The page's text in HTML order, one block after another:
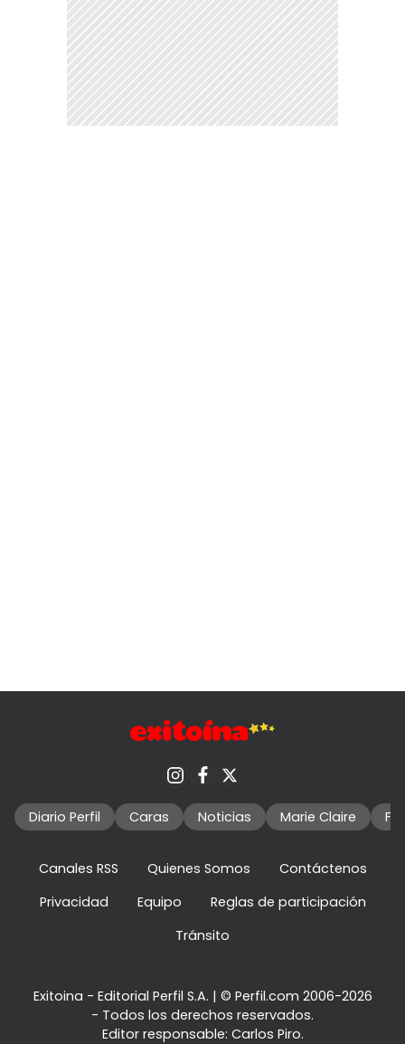
Diario Perfil Caras Noticias Marie Claire
Canales RSS Quienes Somos
Contáctenos
Privacidad
Equipo
Reglas de participación
Tránsito
Exitoina - Editorial Perfil S.A. | © Perfil.com 2006-2026
- Todos los derechos reservados.
Editor responsable: Carlos Piro.